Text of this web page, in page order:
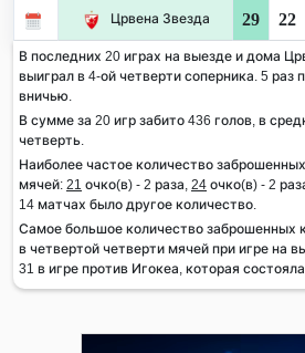
Црвена Звезда 29 22
В последних 20 играх на выезде и дома
выиграл в 4-ой четверти соперника. 5 раз
вничью.
В сумме за 20 игр забито 436 голов, в
четверть.
Наиболее частое количество
мячей: 21 очко(в) - 2 раза, 24 очко(в) - 2
14 матчах было другое количество.
Самое большое количество заброшенных
в четвертой четверти мячей при игре на
31 в игре против Игокеа, которая